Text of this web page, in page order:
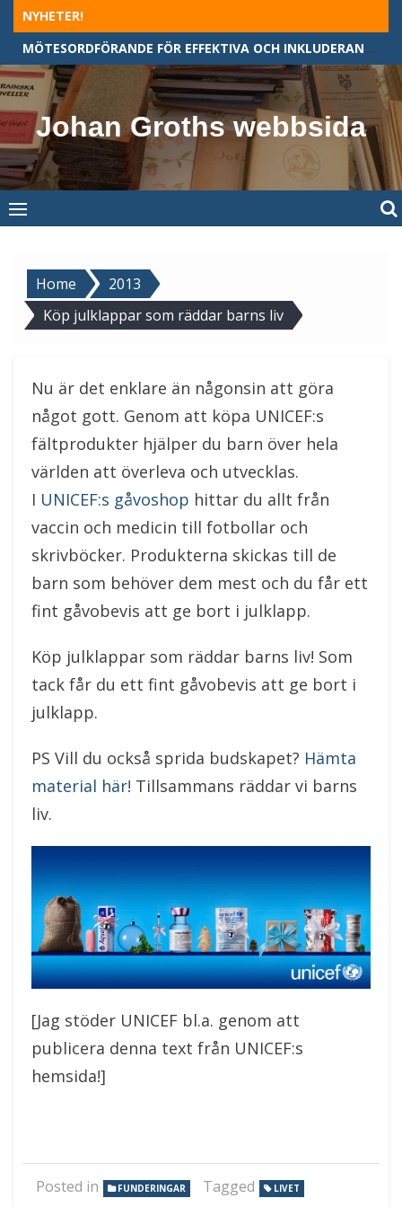
Skip
content
NYHETER!
MÖTESORDFÖRANDE FÖR EFFEKTIVA OCH INKLUDERANDE MÖTEN
Johan Groths webbsida
Home
2013
Köp julklappar som räddar barns liv
Nu är det enklare än någonsin att göra
något gott. Genom att köpa UNICEF:s
fältprodukter hjälper du barn över hela
världen att överleva och utvecklas.
I UNICEF:s gåvoshop hittar du allt från
vaccin och medicin till fotbollar och
skrivböcker. Produkterna skickas till de
barn som behöver dem mest och du får ett
fint gåvobevis att ge bort i julklapp.
Köp julklappar som räddar barns liv! Som
tack får du ett fint gåvobevis att ge bort i
julklapp.
PS Vill du också sprida budskapet? Hämta
material här! Tillsammans räddar vi barns
liv.
[Jag stöder UNICEF bl.a. genom att
publicera denna text från UNICEF:s
hemsida!]
Posted in FUNDERINGAR Tagged LIVET